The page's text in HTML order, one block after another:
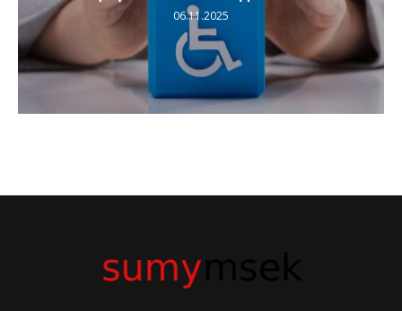
06.11.2025